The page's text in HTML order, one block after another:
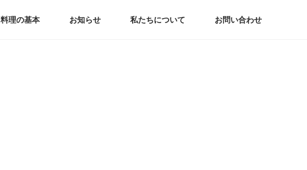
料理の基本 お知らせ 私たちについて お問い合わせ